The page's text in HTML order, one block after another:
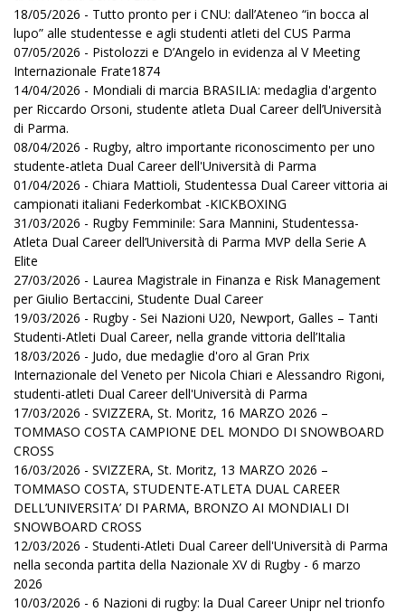
18/05/2026 - Tutto pronto per i CNU: dall’Ateneo “in bocca al
lupo” alle studentesse e agli studenti atleti del CUS Parma
07/05/2026 - Pistolozzi e D’Angelo in evidenza al V Meeting
Internazionale Frate1874
14/04/2026 - Mondiali di marcia BRASILIA: medaglia d'argento
per Riccardo Orsoni, studente atleta Dual Career dell’Università
di Parma.
08/04/2026 - Rugby, altro importante riconoscimento per uno
studente-atleta Dual Career dell'Università di Parma
01/04/2026 - Chiara Mattioli, Studentessa Dual Career vittoria ai
campionati italiani Federkombat -KICKBOXING
31/03/2026 - Rugby Femminile: Sara Mannini, Studentessa-
Atleta Dual Career dell’Università di Parma MVP della Serie A
Elite
27/03/2026 - Laurea Magistrale in Finanza e Risk Management
per Giulio Bertaccini, Studente Dual Career
19/03/2026 - Rugby - Sei Nazioni U20, Newport, Galles – Tanti
Studenti-Atleti Dual Career, nella grande vittoria dell’Italia
18/03/2026 - Judo, due medaglie d'oro al Gran Prix
Internazionale del Veneto per Nicola Chiari e Alessandro Rigoni,
studenti-atleti Dual Career dell'Università di Parma
17/03/2026 - SVIZZERA, St. Moritz, 16 MARZO 2026 –
TOMMASO COSTA CAMPIONE DEL MONDO DI SNOWBOARD
CROSS
16/03/2026 - SVIZZERA, St. Moritz, 13 MARZO 2026 –
TOMMASO COSTA, STUDENTE-ATLETA DUAL CAREER
DELL’UNIVERSITA’ DI PARMA, BRONZO AI MONDIALI DI
SNOWBOARD CROSS
12/03/2026 - Studenti-Atleti Dual Career dell'Università di Parma
nella seconda partita della Nazionale XV di Rugby - 6 marzo
2026
10/03/2026 - 6 Nazioni di rugby: la Dual Career Unipr nel trionfo